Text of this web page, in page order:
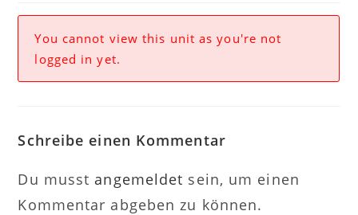
You cannot view this unit as you're not
logged in yet.
Schreibe einen Kommentar
Du musst angemeldet sein, um einen
Kommentar abgeben zu können.